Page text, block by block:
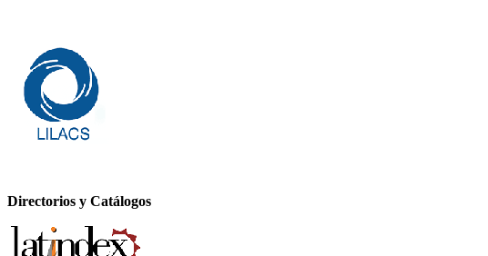
Directorios y Catálogos